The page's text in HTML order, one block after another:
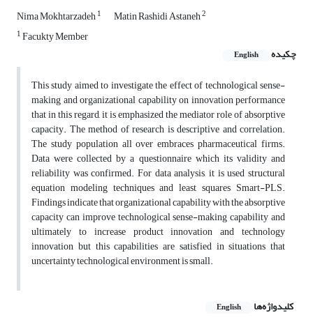
Nima Mokhtarzadeh1 Matin Rashidi Astaneh2
1Facukty Member
چکیده
English
This study aimed to investigate the effect of technological sense-
making and organizational capability on innovation performance
that in this regard, it is emphasized the mediator role of absorptive
capacity. The method of research is descriptive and correlation.
The study population all over embraces pharmaceutical firms.
Data were collected by a questionnaire which its validity and
reliability was confirmed. For data analysis, it is used structural
equation modeling techniques and least squares Smart-PLS.
Findings indicate that organizational capability with the absorptive
capacity can improve technological sense-making capability and
ultimately to increase product innovation and technology
innovation but this capabilities are satisfied in situations that
uncertainty technological environment is small.
کلیدواژه‌ها English